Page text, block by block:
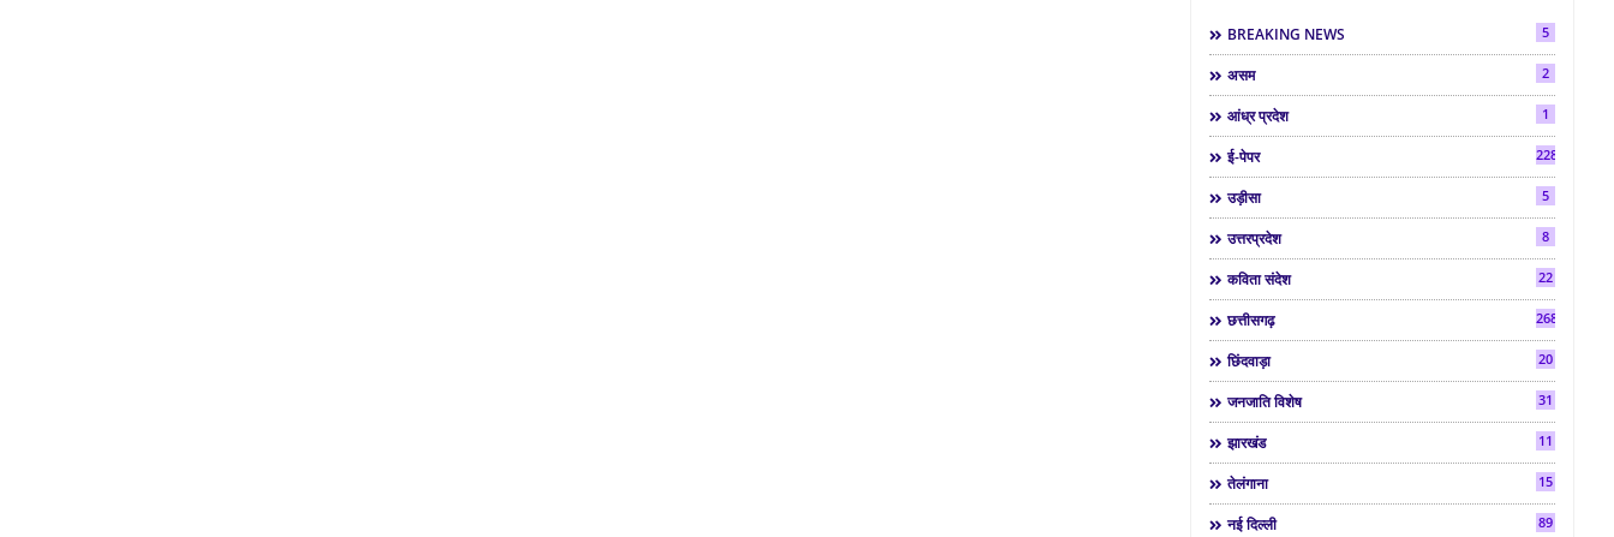
BREAKING NEWS 5
असम 2
आंध्र प्रदेश 1
ई-पेपर 2286
उड़ीसा 5
उत्तरप्रदेश 8
कविता संदेश 22
छत्तीसगढ़ 268
छिंदवाड़ा 20
जनजाति विशेष 31
झारखंड 11
तेलंगाना 15
नई दिल्ली 89